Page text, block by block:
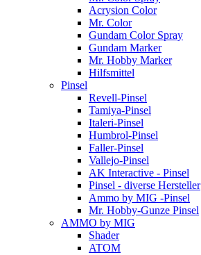
Acrysion Color
Mr. Color
Gundam Color Spray
Gundam Marker
Mr. Hobby Marker
Hilfsmittel
Pinsel
Revell-Pinsel
Tamiya-Pinsel
Italeri-Pinsel
Humbrol-Pinsel
Faller-Pinsel
Vallejo-Pinsel
AK Interactive - Pinsel
Pinsel - diverse Hersteller
Ammo by MIG -Pinsel
Mr. Hobby-Gunze Pinsel
AMMO by MIG
Shader
ATOM